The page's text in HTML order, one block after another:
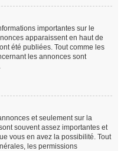
importantes sur le
apparaissent en haut de
été publiées. Tout comme les
les annonces sont
et seulement sur la
souvent assez importantes et
vous en avez la possibilité. Tout
les permissions